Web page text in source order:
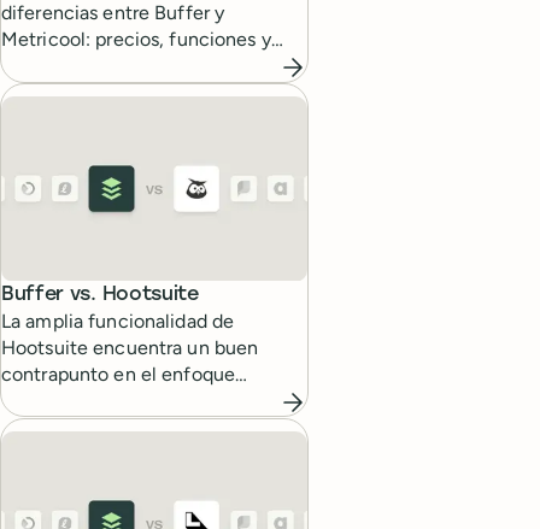
diferencias entre Buffer y
Metricool: precios, funciones y
qué herramienta se adapta mejor a
cada tipo de trabajo en redes
Buffer vs. Hootsuite
La amplia funcionalidad de
Hootsuite encuentra un buen
contrapunto en el enfoque
centrado e intuitivo de Buffer para
programar y analizar contenido en